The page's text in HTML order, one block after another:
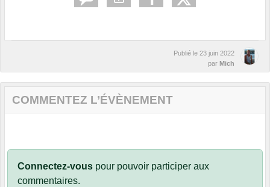
Publié le 23 juin 2022
par Mich
COMMENTEZ L’ÉVÈNEMENT
Connectez-vous pour pouvoir participer aux
commentaires.